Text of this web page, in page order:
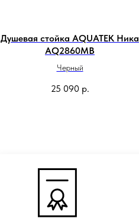
Душевая стойка AQUATEK Ника
AQ2860MB
Черный
25 090 р.